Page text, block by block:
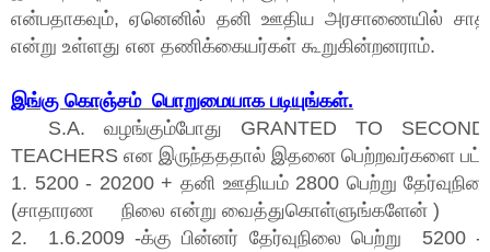
என்பதாகவும், ஏனெனில் தனி ஊதிய அரசாணையில்
என்று உள்ளது என தணிக்கையர்கள் கூறுகின்றனராம்.
இங்கு கொஞ்சம் பொறுமையாக படியுங்கள்.
S.A. வழங்கும்போது GRANTED TO
TEACHERS என இருந்தததால் இதனை பெற்றவர்களை
1. 5200 - 20200 + தனி ஊதியம் 2800 பெற்று
(சாதாரண நிலை என்று வைத்துகொள்ளுங்களேன் )
2. 1.6.2009 -க்கு பின்னர் தேர்வுநிலை பெற்று 5200